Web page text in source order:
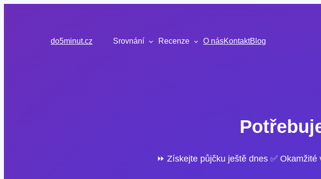
do5minut.cz
Srovnání Recenze O násKontaktBlog
⏩ Získejte půjčku ještě dnes ✅